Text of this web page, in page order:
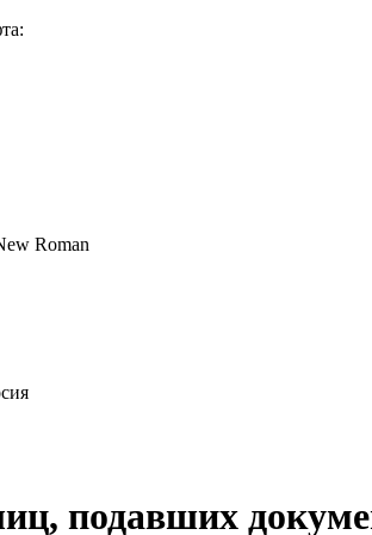
Roman
подавших